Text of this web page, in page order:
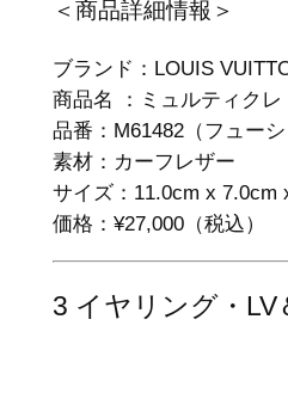
＜商品詳細情報＞
ブランド：LOUIS
商品名 ：ミュルティク
品番：M61482（フューシ
素材：カーフレザー
サイズ：11.0cm x 7.0cm
価格：¥27,000（税込）
3 イヤリング・LV